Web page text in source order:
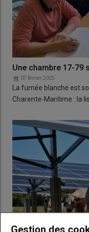
Une chambre 17-79
07 février 2025
La fumée blanche est
Charente-Maritime : la
Gestion des